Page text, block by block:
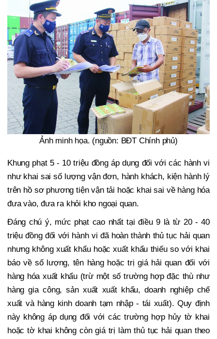
Ảnh minh họa. (nguồn: BĐT Chính phủ)
Khung phạt 5 - 10 triệu đồng áp dụng đối với các hành vi
như khai sai số lượng vận đơn, hành khách, kiện hành lý
trên hồ sơ phương tiện vận tải hoặc khai sai về hàng hóa
đưa vào, đưa ra khỏi kho ngoại quan.
Đáng chú ý, mức phạt cao nhất tại điều 9 là từ 20 - 40
triệu đồng đối với hành vi đã hoàn thành thủ tục hải quan
nhưng không xuất khẩu hoặc xuất khẩu thiếu so với khai
báo về số lượng, tên hàng hoặc trị giá hải quan đối với
hàng hóa xuất khẩu (trừ một số trường hợp đặc thù như
hàng gia công, sản xuất xuất khẩu, doanh nghiệp chế
xuất và hàng kinh doanh tạm nhập - tái xuất). Quy định
này không áp dụng đối với các trường hợp hủy tờ khai
hoặc tờ khai không còn giá trị làm thủ tục hải quan theo